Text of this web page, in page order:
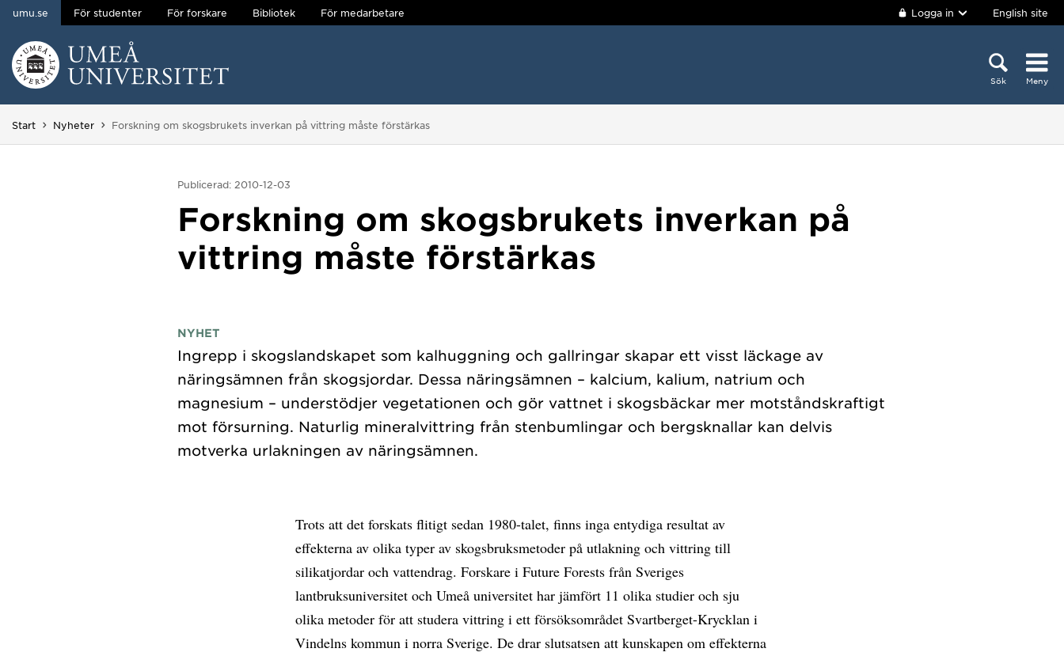
Hoppa direkt till innehållet
umu.se För studenter För forskare Bibliotek För medarbetare Logga in English site
Sök Meny
Start Nyheter Du är här:
Forskning om skogsbrukets inverkan på vittring måste förstärkas
Publicerad: 2010-12-03
Forskning om skogsbrukets inverkan på
vittring måste förstärkas
NYHET
Ingrepp i skogslandskapet som kalhuggning och gallringar skapar ett visst läckage av
näringsämnen från skogsjordar. Dessa näringsämnen – kalcium, kalium, natrium och
magnesium – understödjer vegetationen och gör vattnet i skogsbäckar mer motståndskraftigt
mot försurning. Naturlig mineralvittring från stenbumlingar och bergsknallar kan delvis
Trots att det forskats flitigt sedan 1980-talet, finns inga entydiga resultat av
effekterna av olika typer av skogsbruksmetoder på utlakning och vittring till
silikatjordar och vattendrag. Forskare i Future Forests från Sveriges
lantbruksuniversitet och Umeå universitet har jämfört 11 olika studier och sju
olika metoder för att studera vittring i ett försöksområdet Svartberget-Krycklan i
Vindelns kommun i norra Sverige. De drar slutsatsen att kunskapen om effekterna